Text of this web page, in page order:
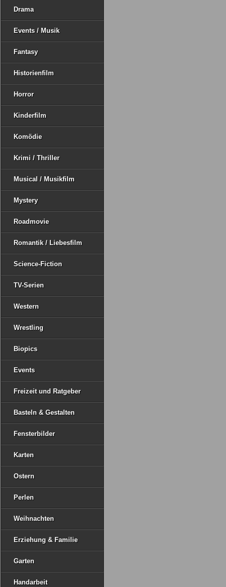
Drama
Events / Musik
Fantasy
Historienfilm
Horror
Kinderfilm
Komödie
Krimi / Thriller
Musical / Musikfilm
Mystery
Roadmovie
Romantik / Liebesfilm
Science-Fiction
TV-Serien
Western
Wrestling
Biopics
Events
Freizeit und Ratgeber
Basteln & Gestalten
Fensterbilder
Karten
Ostern
Perlen
Weihnachten
Erziehung & Familie
Garten
Handarbeit